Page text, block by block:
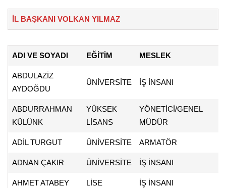
İL BAŞKANI VOLKAN YILMAZ
ADI VE SOYADI EĞİTİM MESLEK
ABDULAZİZ
AYDOĞDU
ÜNİVERSİTE İŞ İNSANI
ABDURRAHMAN
KÜLÜNK
YÜKSEK
LİSANS
YÖNETİCİ/GENEL
MÜDÜR
ADİL TURGUT ÜNİVERSİTE ARMATÖR
ADNAN ÇAKIR ÜNİVERSİTE İŞ İNSANI
AHMET ATABEY LİSE İŞ İNSANI